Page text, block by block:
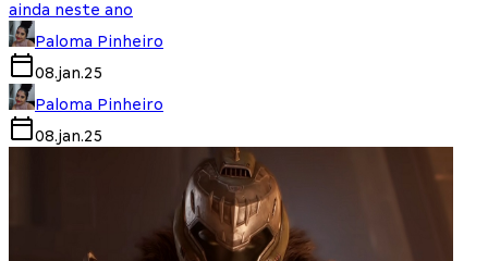
ainda neste ano
Paloma Pinheiro
08.jan.25
Paloma Pinheiro
08.jan.25